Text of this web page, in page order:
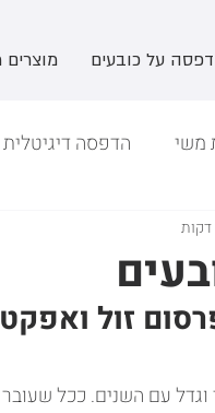
על כובעים מוצרים
משי הדפסה דיגיטלית
זול
עם השנים. ככל